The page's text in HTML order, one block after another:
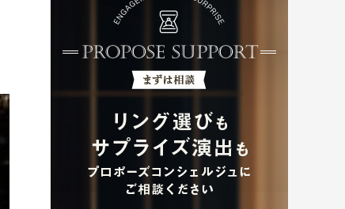
婚約指輪
マッチング診断
プロポーズプラン検索